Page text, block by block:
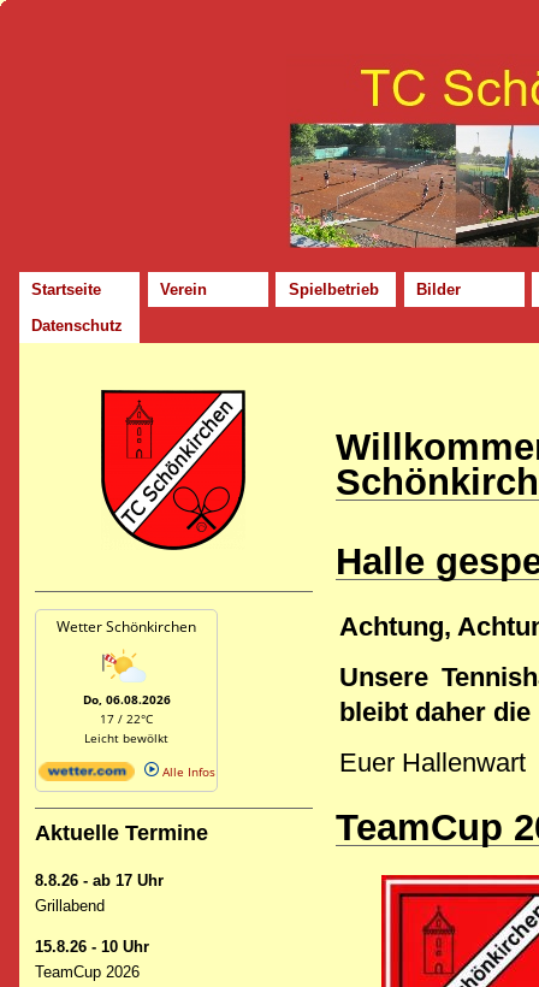
Startseite Verein Spielbetrieb
Bilder
Datenschutz
Wetter Schönkirchen
Do, 06.08.2026
17 / 22°C
Leicht bewölkt
Alle Infos
Aktuelle Termine
8.8.26 - ab 17 Uhr
Grillabend
15.8.26 - 10 Uhr
TeamCup 2026
Halle
Achtung,
Unsere
bleibt daher
Euer Hallenwart
TeamCup